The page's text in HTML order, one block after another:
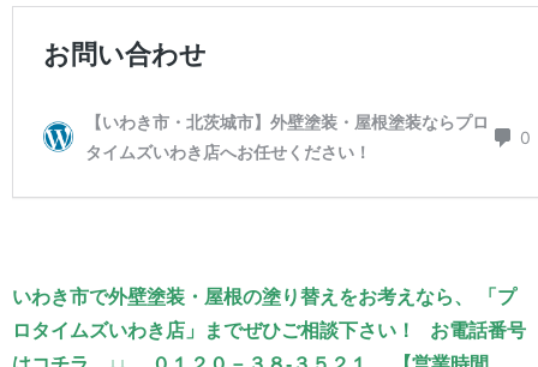
いわき市で外壁塗装・屋根の塗り替えをお考えなら、 「プ
ロタイムズいわき店」までぜひご相談下さい！ お電話番号